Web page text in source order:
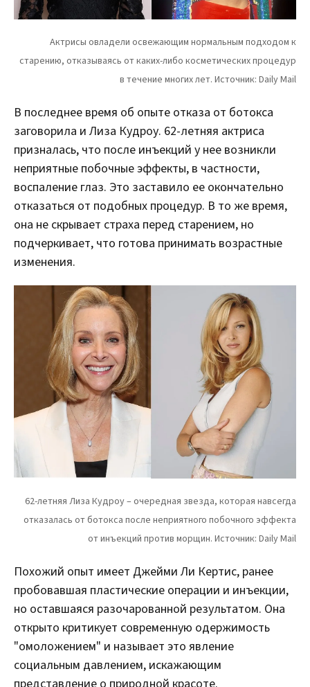
В последнее время об опыте отказа от ботокса
заговорила и Лиза Кудроу. 62-летняя актриса
призналась, что после инъекций у нее возникли
неприятные побочные эффекты, в частности,
воспаление глаз. Это заставило ее окончательно
отказаться от подобных процедур. В то же время,
она не скрывает страха перед старением, но
подчеркивает, что готова принимать возрастные
изменения.
Похожий опыт имеет Джейми Ли Кертис, ранее
пробовавшая пластические операции и инъекции,
но оставшаяся разочарованной результатом. Она
открыто критикует современную одержимость
"омоложением" и называет это явление
социальным давлением, искажающим